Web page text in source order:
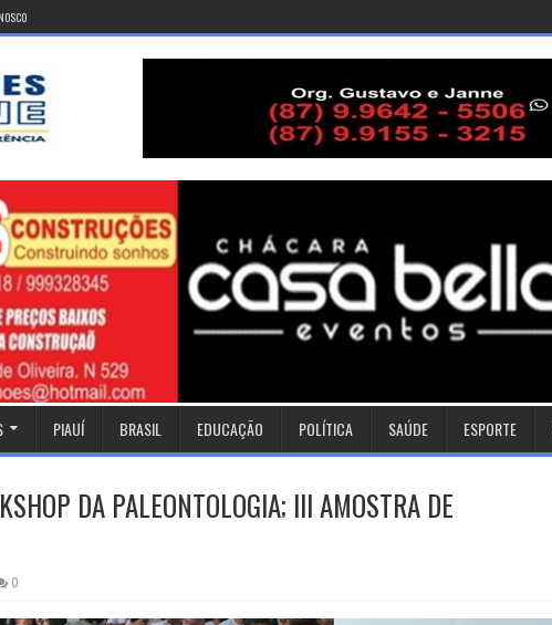
PIAUÍ BRASIL EDUCAÇÃO POLÍTICA SAÚDE ESPORTE
DA PALEONTOLOGIA; III AMOSTRA DE
0